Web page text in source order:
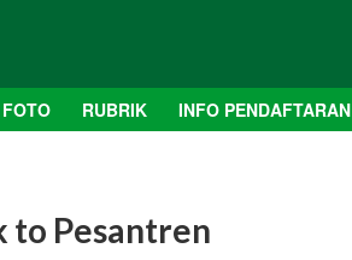
RUBRIK INFO PENDAFTARAN
to Pesantren